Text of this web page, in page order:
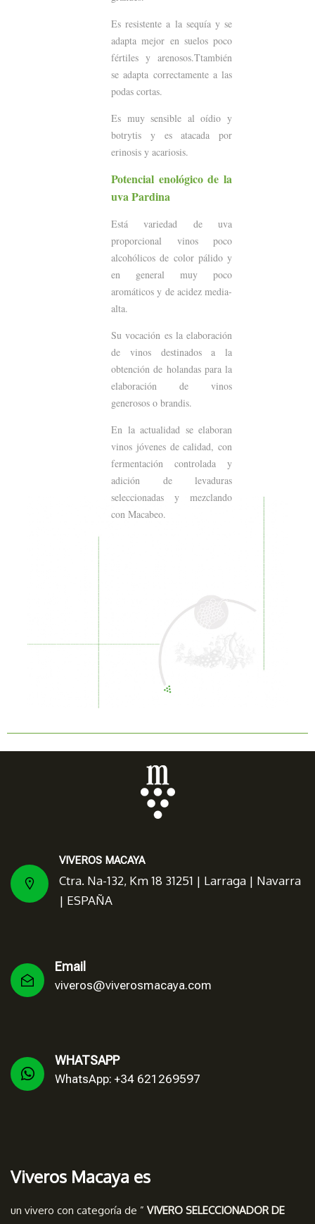
Es resistente a la sequía y se
adapta mejor en suelos poco
fértiles y arenosos.Ttambién
se adapta correctamente a las
podas cortas.
Es muy sensible al oídio y
botrytis y es atacada por
erinosis y acariosis.
Potencial enológico de la
uva Pardina
Está variedad de uva
proporcional vinos poco
alcohólicos de color pálido y
en general muy poco
aromáticos y de acidez media-
alta.
Su vocación es la elaboración
de vinos destinados a la
obtención de holandas para la
elaboración de vinos
generosos o brandis.
En la actualidad se elaboran
vinos jóvenes de calidad, con
fermentación controlada y
adición de levaduras
seleccionadas y mezclando
con Macabeo.
VIVEROS MACAYA
Ctra. Na-132, Km 18 31251 | Larraga | Navarra
| ESPAÑA
Email
viveros@viverosmacaya.com
WHATSAPP
WhatsApp: +34 621269597
Viveros Macaya es
un vivero con categoría de ” VIVERO SELECCIONADOR DE